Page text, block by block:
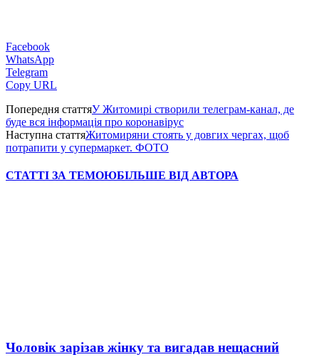
Facebook
WhatsApp
Telegram
Copy URL
Попередня статтяУ Житомирі створили телеграм-канал, де
буде вся інформація про коронавірус
Наступна статтяЖитомиряни стоять у довгих чергах, щоб
потрапити у супермаркет. ФОТО
СТАТТІ ЗА ТЕМОЮБІЛЬШЕ ВІД АВТОРА
Чоловік зарізав жінку та вигадав нещасний